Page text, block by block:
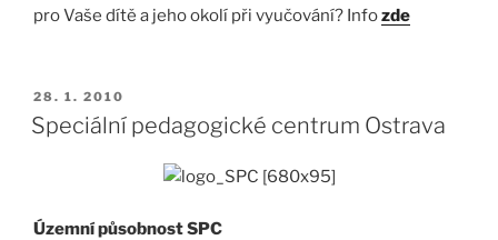
pro Vaše dítě a jeho okolí při vyučování? Infozde
28. 1. 2010
Speciální pedagogické centrum Ostrava
Územní působnost SPC